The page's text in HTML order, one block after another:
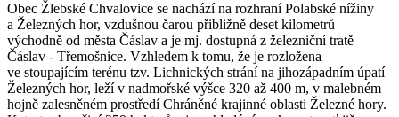
Obec Žlebské Chvalovice se nachází na rozhraní Polabské nížiny
a Železných hor, vzdušnou čarou přibližně deset kilometrů
východně od města Čáslav a je mj. dostupná z železniční tratě
Čáslav - Třemošnice. Vzhledem k tomu, že je rozložena
ve stoupajícím terénu tzv. Lichnických strání na jihozápadním úpatí
Železných hor, leží v nadmořské výšce 320 až 400 m, v malebném
hojně zalesněném prostředí Chráněné krajinné oblasti Železné hory.